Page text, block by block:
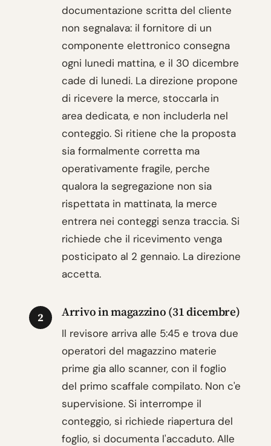
documentazione scritta del cliente
non segnalava: il fornitore di un
componente elettronico consegna
ogni lunedi mattina, e il 30 dicembre
cade di lunedi. La direzione propone
di ricevere la merce, stoccarla in
area dedicata, e non includerla nel
conteggio. Si ritiene che la proposta
sia formalmente corretta ma
operativamente fragile, perche
qualora la segregazione non sia
rispettata in mattinata, la merce
entrera nei conteggi senza traccia. Si
richiede che il ricevimento venga
posticipato al 2 gennaio. La direzione
accetta.
2 Arrivo in magazzino (31 dicembre)
Il revisore arriva alle 5:45 e trova due
operatori del magazzino materie
prime gia allo scanner, con il foglio
del primo scaffale compilato. Non c'e
supervisione. Si interrompe il
conteggio, si richiede riapertura del
foglio, si documenta l'accaduto. Alle